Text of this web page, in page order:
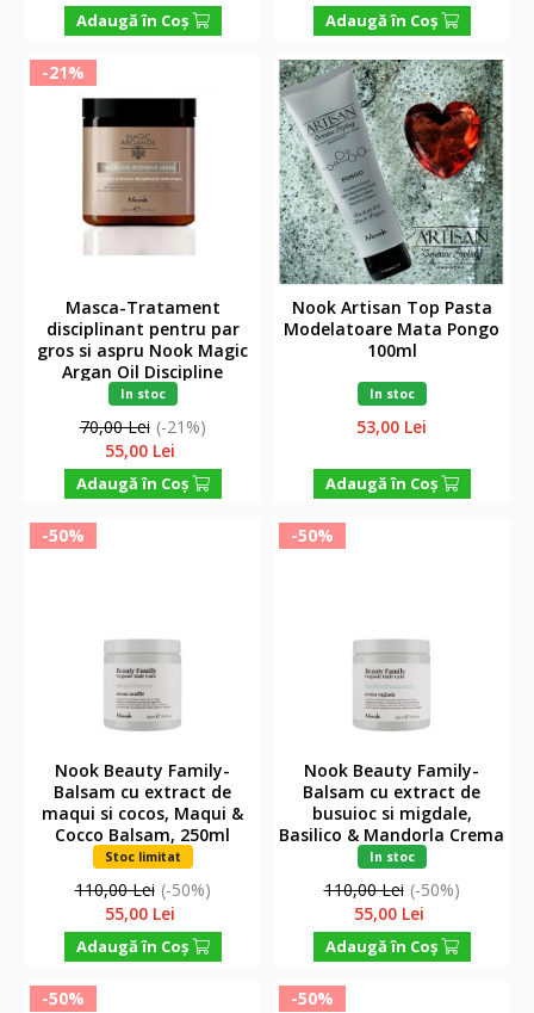
Adaugă în Coş Adaugă în Coş
-21%
Masca-Tratament
disciplinant pentru par
gros si aspru Nook Magic
Argan Oil Discipline
Intensive Mask 250ml
In stoc
70,00 Lei (-21%)
55,00 Lei
Adaugă în Coş
Nook Artisan Top Pasta
Modelatoare Mata Pongo
100ml
In stoc
53,00 Lei
Adaugă în Coş
-50%
Nook Beauty Family-
Balsam cu extract de
maqui si cocos, Maqui &
Cocco Balsam, 250ml
Stoc limitat
110,00 Lei (-50%)
55,00 Lei
Adaugă în Coş
-50%
Nook Beauty Family-
Balsam cu extract de
busuioc si migdale,
Basilico & Mandorla Crema
Rugiada, 250ml
In stoc
110,00 Lei (-50%)
55,00 Lei
Adaugă în Coş
-50% -50%